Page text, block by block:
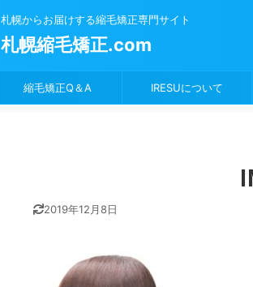
札幌からお届けする縮毛矯正専門サイト
札幌縮毛矯正.com
縮毛矯正Q＆A IRESUについて
2019年12月8日